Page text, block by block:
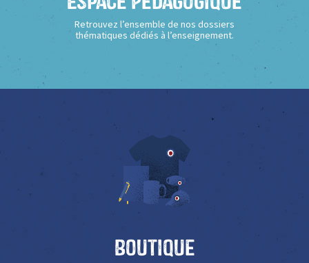
Retrouvez l’ensemble de nos dossiers
thématiques dédiés à l’enseignement.
Boutique